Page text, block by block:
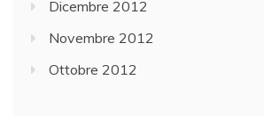
Dicembre 2012
Novembre 2012
Ottobre 2012